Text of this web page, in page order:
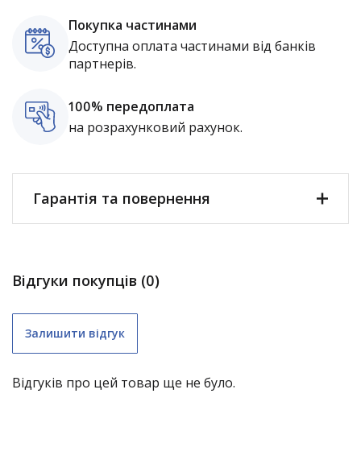
Покупка частинами
Доступна оплата частинами від банків
партнерів.
100% передоплата
на розрахунковий рахунок.
Гарантія та повернення
Відгуки покупців (0)
Залишити відгук
Відгуків про цей товар ще не було.